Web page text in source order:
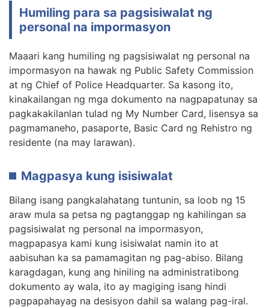
Humiling para sa pagsisiwalat ng
personal na impormasyon
Maaari kang humiling ng pagsisiwalat ng personal na
impormasyon na hawak ng Public Safety Commission
at ng Chief of Police Headquarter. Sa kasong ito,
kinakailangan ng mga dokumento na nagpapatunay sa
pagkakakilanlan tulad ng My Number Card, lisensya sa
pagmamaneho, pasaporte, Basic Card ng Rehistro ng
residente (na may larawan).
Magpasya kung isisiwalat
Bilang isang pangkalahatang tuntunin, sa loob ng 15
araw mula sa petsa ng pagtanggap ng kahilingan sa
pagsisiwalat ng personal na impormasyon,
magpapasya kami kung isisiwalat namin ito at
aabisuhan ka sa pamamagitan ng pag-abiso. Bilang
karagdagan, kung ang hiniling na administratibong
dokumento ay wala, ito ay magiging isang hindi
pagpapahayag na desisyon dahil sa walang pag-iral.